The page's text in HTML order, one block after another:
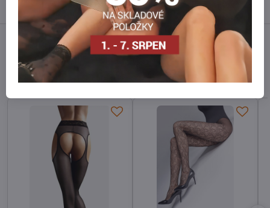
Diskuse 0
FacebookTwitter BlueskyPinterestReddit WhatsApp
Alternativní produkty